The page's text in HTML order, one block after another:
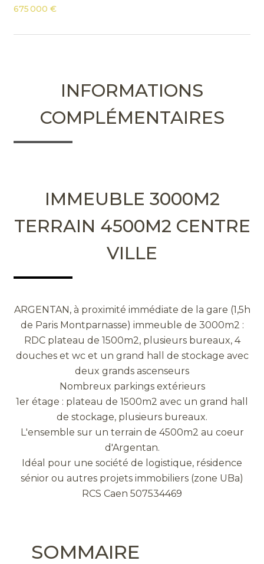
675 000 €
INFORMATIONS
COMPLÉMENTAIRES
IMMEUBLE 3000M2
TERRAIN 4500M2 CENTRE
VILLE
ARGENTAN, à proximité immédiate de la gare (1,5h
de Paris Montparnasse) immeuble de 3000m2 :
RDC plateau de 1500m2, plusieurs bureaux, 4
douches et wc et un grand hall de stockage avec
deux grands ascenseurs
Nombreux parkings extérieurs
1er étage : plateau de 1500m2 avec un grand hall
de stockage, plusieurs bureaux.
L'ensemble sur un terrain de 4500m2 au coeur
d'Argentan.
Idéal pour une société de logistique, résidence
sénior ou autres projets immobiliers (zone UBa)
RCS Caen 507534469
SOMMAIRE